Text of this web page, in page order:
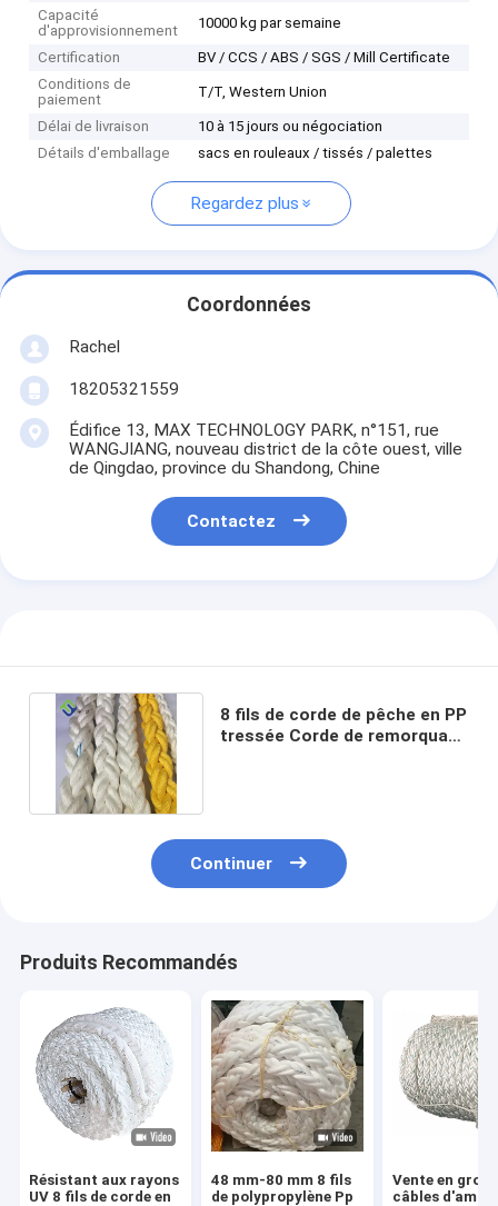
Capacité
d'approvisionnement
10000 kg par semaine
Certification
BV / CCS / ABS / SGS / Mill Certificate
Conditions de
paiement
T/T, Western Union
Délai de livraison
10 à 15 jours ou négociation
Détails d'emballage
sacs en rouleaux / tissés / palettes
Regardez plus
Coordonnées
Rachel
18205321559
Édifice 13, MAX TECHNOLOGY PARK, n°151, rue
WANGJIANG, nouveau district de la côte ouest, ville
de Qingdao, province du Shandong, Chine
Contactez
8 fils de corde de pêche en PP
tressée Corde de remorquage
Continuer
Produits Recommandés
Résistant aux rayons
UV 8 fils de corde en
48 mm-80 mm 8 fils
de polypropylène Pp
Vente en gros
câbles